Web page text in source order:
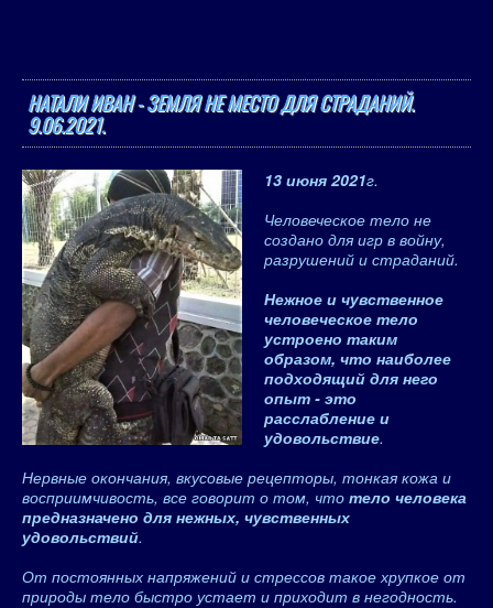
НАТАЛИ ИВАН - ЗЕМЛЯ НЕ МЕСТО ДЛЯ СТРАДАНИЙ.
9.06.2021.
13 июня 2021г.
Человеческое тело не
создано для игр в войну,
разрушений и страданий.
Нежное и чувственное
человеческое тело
устроено таким
образом, что наиболее
подходящий для него
опыт - это
расслабление и
удовольствие.
Нервные окончания, вкусовые рецепторы, тонкая кожа и
восприимчивость, все говорит о том, что тело человека
предназначено для нежных, чувственных
удовольствий.
От постоянных напряжений и стрессов такое хрупкое от
природы тело быстро устает и приходит в негодность.